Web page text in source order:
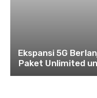
Ekspansi 5G
Paket Unlimited